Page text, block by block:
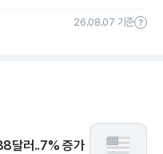
26.08.07 기준
달러..7% 증가